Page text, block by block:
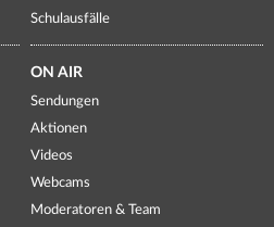
Schulausfälle
ON AIR
Sendungen
Aktionen
Videos
Webcams
Moderatoren & Team